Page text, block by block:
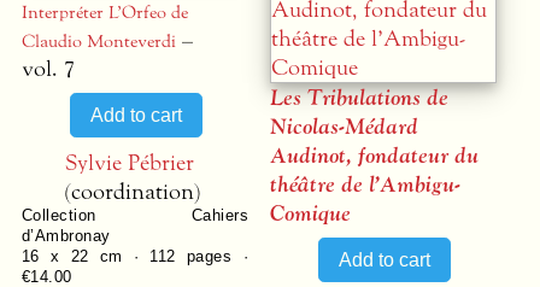
Interpréter L’Orfeo de
Claudio Monteverdi –
vol. 7
Sylvie Pébrier
(coordination)
Collection Cahiers
d’Ambronay
16 x 22 cm · 112 pages ·
€14.00
Les Tribulations de
Nicolas-Médard
Audinot, fondateur du
théâtre de l’Ambigu-
Comique